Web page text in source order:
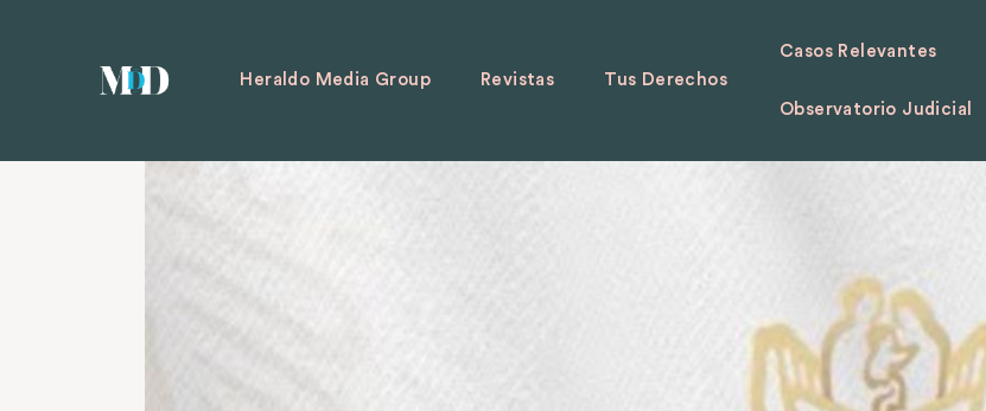
Heraldo Media Group Revistas Tus Derechos
Casos Relevantes
Observatorio Judicial